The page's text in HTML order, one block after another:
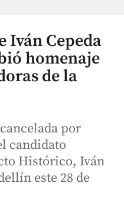
Iván Cepeda
homenaje
de la
por
candidato
Histórico, Iván
este 28 de